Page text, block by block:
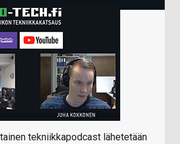
tekniikkapodcast lähetetään